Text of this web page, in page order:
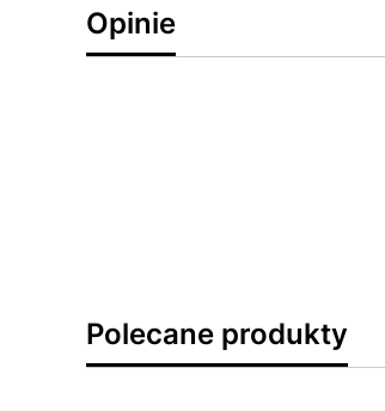
Opinie
Polecane produkty